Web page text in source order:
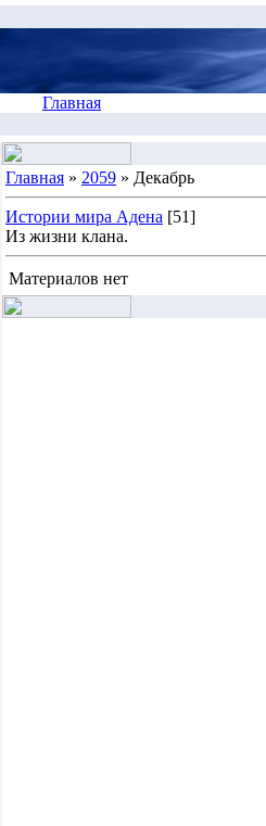
Главная
Главная » 2059 » Декабрь
Истории мира Адена [51]
Из жизни клана.
Материалов нет